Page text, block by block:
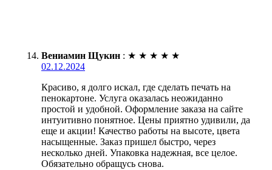
Вениамин Щукин : ★ ★ ★ ★ ★
02.12.2024
Красиво, я долго искал, где сделать печать на
пенокартоне. Услуга оказалась неожиданно
простой и удобной. Оформление заказа на сайте
интуитивно понятное. Цены приятно удивили, да
еще и акции! Качество работы на высоте, цвета
насыщенные. Заказ пришел быстро, через
несколько дней. Упаковка надежная, все целое.
Обязательно обращусь снова.